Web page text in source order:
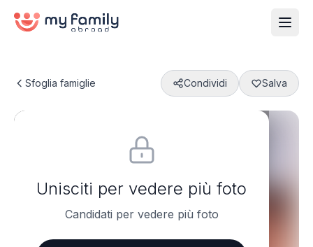
Sfoglia famiglie Condividi Salva
Unisciti per vedere più foto
Candidati per vedere più foto